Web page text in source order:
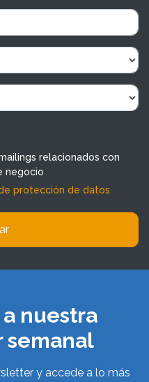
relacionados con
negocio
protección de datos
nuestra
y accede a lo más